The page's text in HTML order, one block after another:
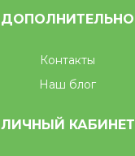
ДОПОЛНИТЕЛЬНО
Контакты
Наш блог
ЛИЧНЫЙ КАБИНЕТ